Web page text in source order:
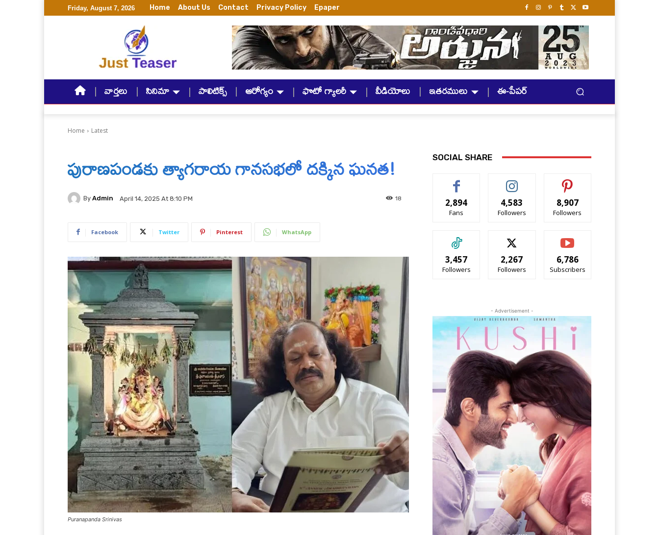
Friday, August 7, 2026 Home About Us Contact Privacy Policy Epaper
వార్తలు సినిమా పాలిటిక్స్ ఆరోగ్యం ఫొటో గ్యాలరీ వీడియోలు ఇతరములు ఈ-పేపర్
Home Latest
పురాణపండకు త్యాగరాయ గానసభలో దక్కిన ఘనత!
By Admin April 14, 2025 At 8:10 PM 18
Facebook Twitter Pinterest WhatsApp
Puranapanda Srinivas
SOCIAL SHARE
2,894
Fans
4,583
Followers
8,907
Followers
3,457
Followers
2,267
Followers
6,786
Subscribers
- Advertisement -